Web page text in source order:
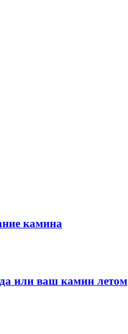
камина
или ваш камин летом